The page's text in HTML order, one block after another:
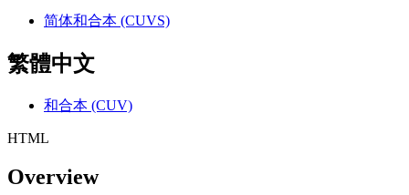
简体和合本 (CUVS)
繁體中文
和合本 (CUV)
HTML
Overview